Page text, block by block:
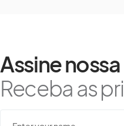
Assine
Receba as